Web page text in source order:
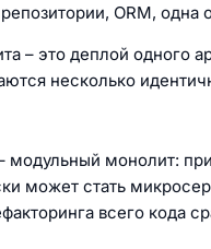
ORM, одна
– это деплой одного
несколько
модульный монолит:
может стать
всего кода